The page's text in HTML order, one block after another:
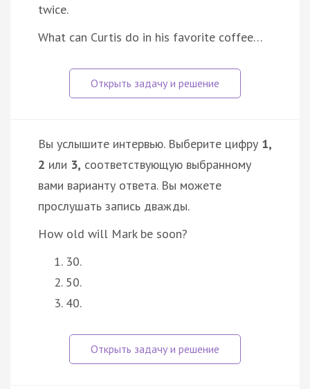
twice.
What can Curtis do in his favorite coffee…
Вы услышите интервью. Выберите цифру 1,
2 или 3, соответствующую выбранному
вами варианту ответа. Вы можете
прослушать запись дважды.
How old will Mark be soon?
30.
50.
40.